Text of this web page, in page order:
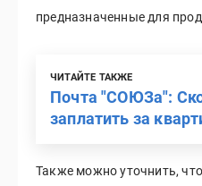
предназначенные для
ЧИТАЙТЕ ТАКЖЕ
Почта "СОЮЗа":
заплатить за
Также можно уточнить,